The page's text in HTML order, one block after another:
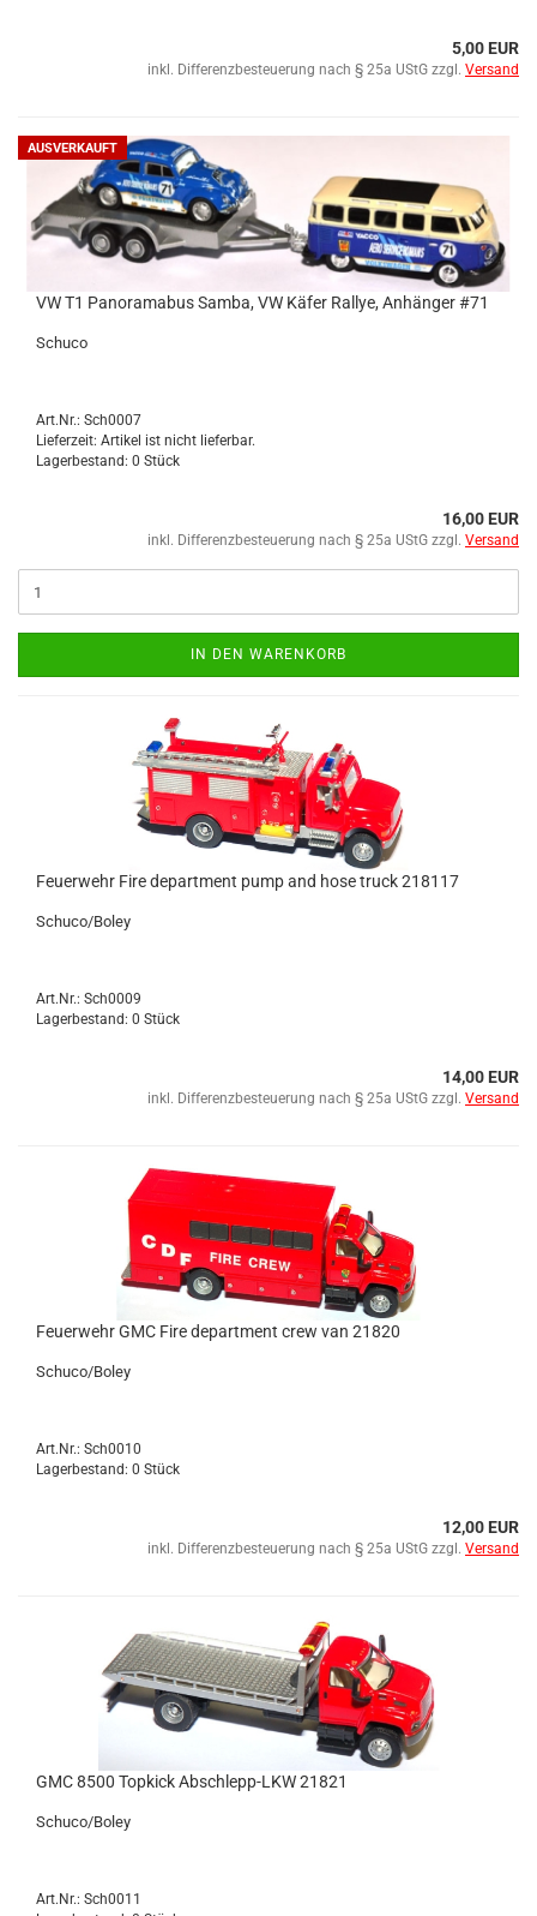
5,00 EUR
inkl. Differenzbesteuerung nach § 25a UStG zzgl. Versand
AUSVERKAUFT
VW T1 Pan­ora­ma­bus Samba, VW Käfer Ral­lye, An­hän­ger #71
Schu­co
Art.Nr.: Sch0007
Lieferzeit: Artikel ist nicht lieferbar.
Lagerbestand: 0 Stück
16,00 EUR
inkl. Differenzbesteuerung nach § 25a UStG zzgl. Versand
IN DEN WARENKORB
Feu­er­wehr Fire de­part­ment pump and hose truck 218117
Schu­co/Boley
Art.Nr.: Sch0009
Lagerbestand: 0 Stück
14,00 EUR
inkl. Differenzbesteuerung nach § 25a UStG zzgl. Versand
Feu­er­wehr GMC Fire de­part­ment crew van 21820
Schu­co/Boley
Art.Nr.: Sch0010
Lagerbestand: 0 Stück
12,00 EUR
inkl. Differenzbesteuerung nach § 25a UStG zzgl. Versand
GMC 8500 Top­kick Abschlepp-​​LKW 21821
Schu­co/Boley
Art.Nr.: Sch0011